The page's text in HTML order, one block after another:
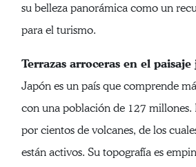
su belleza panorámica como un
para el turismo.
Terrazas arroceras en el paisaje
Japón es un país que comprende
con una población de 127 millones.
por cientos de volcanes, de los
están activos. Su topografía es